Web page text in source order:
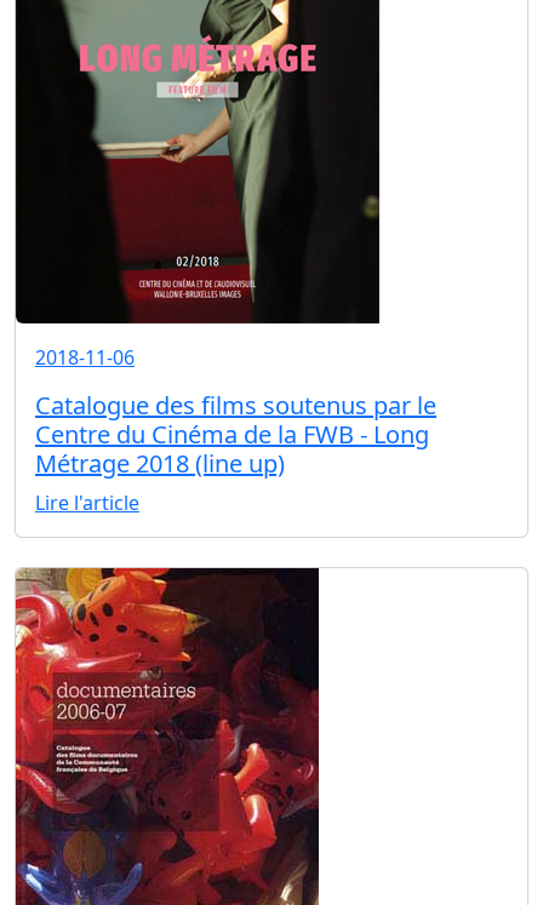
2018-11-06
Catalogue des films soutenus par le
Centre du Cinéma de la FWB - Long
Métrage 2018 (line up)
Lire l'article